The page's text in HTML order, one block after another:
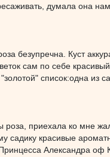
думала она
безупречна. Куст
сам по себе
"золотой" список:одна из
роза, приехала ко мне
садику красивые
Александра оф